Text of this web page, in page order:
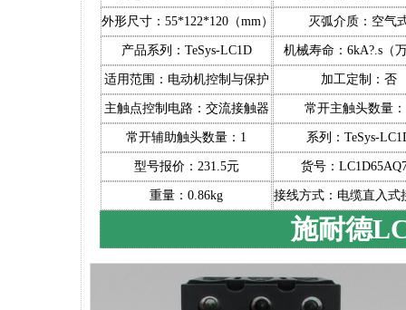
外形尺寸：55*122*120（mm） 灭弧介质：空气
产品系列：TeSys-LC1D 机械寿命：6kA?.s（
适用范围：电动机控制与保护 加工定制：否
主触点控制电路：交流接触器 常开主触头数量
常开辅助触头数量：1 系列：TeSys-
型号报价：231.5元 货号：
重量：0.86kg 接线方式：电缆直入式
施耐德